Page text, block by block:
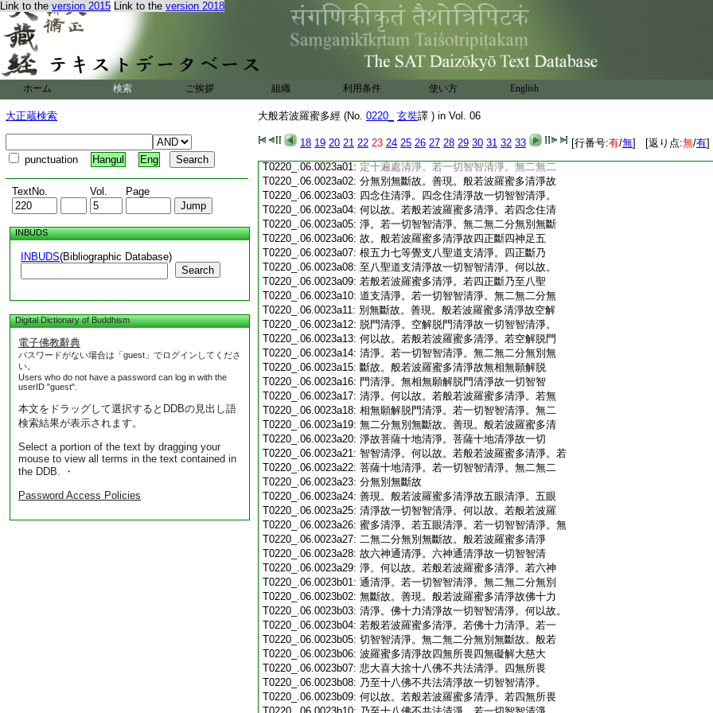
Link to the version 2015 Link to the version 2018
ホーム 検索 ご挨拶 組織 利用条件 使い方 English
大正蔵検索
punctuation Hangul Eng
TextNo. Vol. Page
INBUDS
INBUDS(Bibliographic Database)
Search
Digital Dictionary of Buddhism
電子佛教辭典
パスワードがない場合は「guest」でログインしてくださ
い。
Users who do not have a password can log in with the
userID "guest".
本文をドラッグして選択するとDDBの見出し語
検索結果が表示されます。
Select a portion of the text by dragging your
mouse to view all terms in the text contained in
the DDB. ・
Password Access Policies
大般若波羅蜜多經 (No. 0220_ 玄奘譯 ) in Vol. 06
18 19 20 21 22 23 24 25 26 27 28 29 30 31 32 33 [行番号:有/無] [返り点:無/有]
T0220_.06.0022c19:故四無量四無色定清淨。四無量四無色定
T0220_.06.0022c20: 清淨故一切智智清淨。何以故。若般若波羅
T0220_.06.0022c21:蜜多清淨。若四無量四無色定清淨。若一切
T0220_.06.0022c22:
智智清淨。無二無二分無別無斷故。善現。般
若波羅蜜多清淨故八解脱清淨。八解脱清
T0220_.06.0022c24:淨故一切智智清淨。何以故。若般若波羅蜜
T0220_.06.0022c25:多清淨。若八解脱清淨。若一切智智清淨。無
T0220_.06.0022c26:
二無二分無別無斷故。般若波羅蜜多清淨
T0220_.06.0022c27:
故八勝處九次第定十遍處清淨。八勝處九
T0220_.06.0022c28:次第定十遍處清淨故一切智智清淨。何以
T0220_.06.0023a01: 定十遍處清淨。若一切智智清淨。無二無二
T0220_.06.0023a02: 分無別無斷故。善現。般若波羅蜜多清淨故
T0220_.06.0023a03: 四念住清淨。四念住清淨故一切智智清淨。
T0220_.06.0023a04: 何以故。若般若波羅蜜多清淨。若四念住清
T0220_.06.0023a05: 淨。若一切智智清淨。無二無二分無別無斷
T0220_.06.0023a06: 故。般若波羅蜜多清淨故四正斷四神足五
T0220_.06.0023a07: 根五力七等覺支八聖道支清淨。四正斷乃
T0220_.06.0023a08: 至八聖道支清淨故一切智智清淨。何以故。
T0220_.06.0023a09: 若般若波羅蜜多清淨。若四正斷乃至八聖
T0220_.06.0023a10: 道支清淨。若一切智智清淨。無二無二分無
T0220_.06.0023a11: 別無斷故。善現。般若波羅蜜多清淨故空解
T0220_.06.0023a12: 脱門清淨。空解脱門清淨故一切智智清淨。
T0220_.06.0023a13: 何以故。若般若波羅蜜多清淨。若空解脱門
T0220_.06.0023a14: 清淨。若一切智智清淨。無二無二分無別無
T0220_.06.0023a15: 斷故。般若波羅蜜多清淨故無相無願解脱
T0220_.06.0023a16: 門清淨。無相無願解脱門清淨故一切智智
T0220_.06.0023a17: 清淨。何以故。若般若波羅蜜多清淨。若無
T0220_.06.0023a18: 相無願解脱門清淨。若一切智智清淨。無二
T0220_.06.0023a19: 無二分無別無斷故。善現。般若波羅蜜多清
T0220_.06.0023a20: 淨故菩薩十地清淨。菩薩十地清淨故一切
T0220_.06.0023a21: 智智清淨。何以故。若般若波羅蜜多清淨。若
T0220_.06.0023a22: 菩薩十地清淨。若一切智智清淨。無二無二
T0220_.06.0023a23: 分無別無斷故
T0220_.06.0023a24: 善現。般若波羅蜜多清淨故五眼清淨。五眼
T0220_.06.0023a25: 清淨故一切智智清淨。何以故。若般若波羅
T0220_.06.0023a26: 蜜多清淨。若五眼清淨。若一切智智清淨。無
T0220_.06.0023a27: 二無二分無別無斷故。般若波羅蜜多清淨
T0220_.06.0023a28: 故六神通清淨。六神通清淨故一切智智清
T0220_.06.0023a29: 淨。何以故。若般若波羅蜜多清淨。若六神
T0220_.06.0023b01: 通清淨。若一切智智清淨。無二無二分無別
T0220_.06.0023b02: 無斷故。善現。般若波羅蜜多清淨故佛十力
T0220_.06.0023b03: 清淨。佛十力清淨故一切智智清淨。何以故。
T0220_.06.0023b04: 若般若波羅蜜多清淨。若佛十力清淨。若一
T0220_.06.0023b05: 切智智清淨。無二無二分無別無斷故。般若
T0220_.06.0023b06: 波羅蜜多清淨故四無所畏四無礙解大慈大
T0220_.06.0023b07: 悲大喜大捨十八佛不共法清淨。四無所畏
T0220_.06.0023b08: 乃至十八佛不共法清淨故一切智智清淨。
T0220_.06.0023b09: 何以故。若般若波羅蜜多清淨。若四無所畏